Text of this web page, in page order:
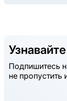
Подпишитесь
не